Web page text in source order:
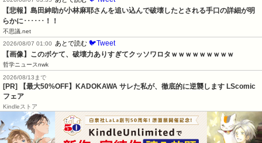
【悲報】島田紳助が小林麻耶さんを追い込んで破壊したとされる手口の詳細が明
らかに･･････！！
不思議.net
2026/08/07 01:00
あとで読む 🐦Tweet
【画像】このボケて、破壊力ありすぎてクッソワロタｗｗｗｗｗｗｗｗｗ
哲学ニュースnwk
2026/08/13まで
[PR] 【最大50%OFF】KADOKAWA サレた私が、徹底的に逆襲します LScomic
フェア
Kindleストア